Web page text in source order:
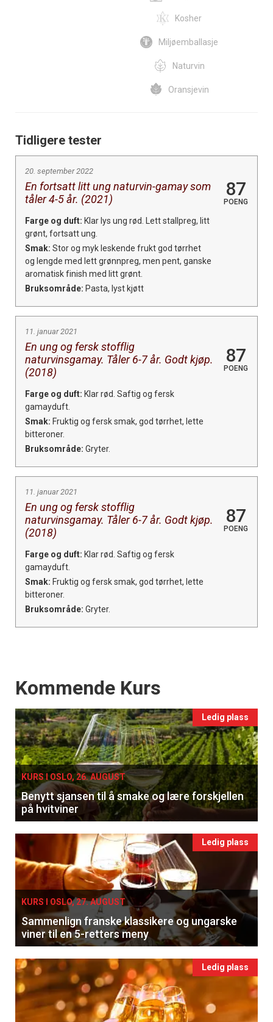
Kosher
Miljøemballasje
Naturvin
Oransjevin
Tidligere tester
20. september 2022
En fortsatt litt ung naturvin-gamay som
tåler 4-5 år. (2021)
87
POENG
Farge og duft: Klar lys ung rød. Lett stallpreg, litt
grønt, fortsatt ung.
Smak: Stor og myk leskende frukt god tørrhet
og lengde med lett grønnpreg, men pent, ganske
aromatisk finish med litt grønt.
Bruksområde: Pasta, lyst kjøtt
11. januar 2021
En ung og fersk stofflig
naturvinsgamay. Tåler 6-7 år. Godt kjøp.
(2018)
87
POENG
Farge og duft: Klar rød. Saftig og fersk
gamayduft.
Smak: Fruktig og fersk smak, god tørrhet, lette
bitteroner.
Bruksområde: Gryter.
11. januar 2021
En ung og fersk stofflig
naturvinsgamay. Tåler 6-7 år. Godt kjøp.
(2018)
87
POENG
Farge og duft: Klar rød. Saftig og fersk
gamayduft.
Smak: Fruktig og fersk smak, god tørrhet, lette
bitteroner.
Bruksområde: Gryter.
Events
Kommende Kurs
Ledig plass
KURS I OSLO, 26. AUGUST
Benytt sjansen til å smake og lære forskjellen
på hvitviner
Ledig plass
KURS I OSLO, 27. AUGUST
Sammenlign franske klassikere og ungarske
viner til en 5-retters meny
Ledig plass